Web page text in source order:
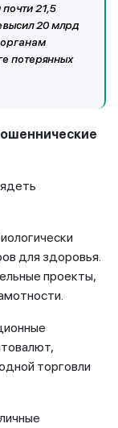
21,5
20 млрд
потерянных
для здоровья.
проекты,
торговли